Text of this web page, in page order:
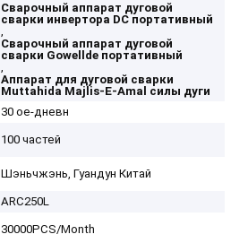
Сварочный аппарат дуговой
сварки инвертора DC портативный
,
Сварочный аппарат дуговой
сварки Gowellde портативный
,
Аппарат для дуговой сварки
Muttahida Majlis-E-Amal силы дуги
30 ое-дневн
100 частей
Шэньчжэнь, Гуандун Китай
ARC250L
30000PCS/Month